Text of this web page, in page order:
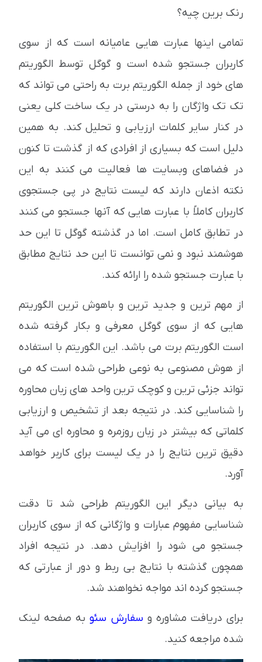
رنک برین چیه؟
تمامی اینها عبارت هایی عامیانه است که از سوی
کاربران جستجو شده است و گوگل توسط الگوریتم
های خود از جمله الگوریتم برت به راحتی می تواند که
تک تک واژگان را به درستی در یک ساخت کلی یعنی
در کنار سایر کلمات ارزیابی و تحلیل کند. به همین
دلیل است که بسیاری از افرادی که از گذشت تا کنون
در فضاهای وبسایت ها فعالیت می کنند به این
نکته اذعان دارند که لیست نتایج در پی جستجوی
کاربران کاملاً با عبارت هایی که آنها جستجو می کنند
در تطابق کامل است. اما در گذشته گوگل تا این حد
هوشمند نبود و نمی توانست تا این حد نتایج مطابق
با عبارت جستجو شده را ارائه کند.
از مهم ترین و جدید ترین و باهوش ترین الگوریتم
هایی که از سوی گوگل معرفی و بکار گرفته شده
است الگوریتم برت می باشد. این الگوریتم با استفاده
از هوش مصنوعی به نوعی طراحی شده است که می
تواند جزئی ترین و کوچک ترین واحد های زبان محاوره
را شناسایی کند. در نتیجه بعد از تشخیص و ارزیابی
کلماتی که بیشتر در زبان روزمره و محاوره ای می آید
دقیق ترین نتایج را در یک لیست برای کاربر خواهد
آورد.
به بیانی دیگر این الگوریتم طراحی شد تا دقت
شناسایی مفهوم عبارات و واژگانی که از سوی کاربران
جستجو می شود را افزایش دهد. در نتیجه افراد
همچون گذشته با نتایج بی ربط و دور از عبارتی که
جستجو کرده اند مواجه نخواهند شد.
برای دریافت مشاوره و سفارش سئوبه صفحه لینک
شده مراجعه کنید.